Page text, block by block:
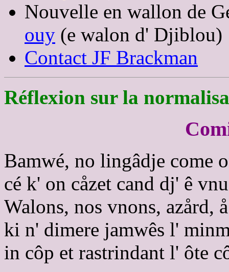
Nouvelle en wallon de
ouy (e walon d' Djiblou)
Contact JF Brackman
Réflexion sur la
Bamwé, no lingâdje come
cé k' on cåzet cand dj' ê
Walons, nos vnons, azård,
ki n' dimere jamwês l'
in côp et rastrindant l' ôte